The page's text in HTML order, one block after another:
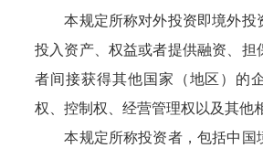
本规定所称对外投资即境外投
投入资产、权益或者提供融资、担
者间接获得其他国家（地区）的
权、控制权、经营管理权以及其他
本规定所称投资者，包括中国